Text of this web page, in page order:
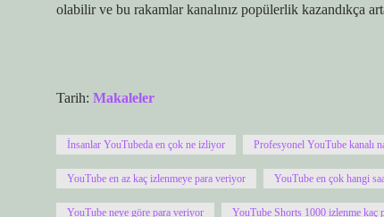
olabilir ve bu rakamlar kanalınız popülerlik kazandıkça
Tarih: Makaleler
İnsanlar YouTubeda en çok ne izliyor Profesyonel YouTube kanalı
YouTube en az kaç izlenmeye para veriyor YouTube en çok hangi
YouTube neye göre para veriyor YouTube Shorts 1000 izlenme kaç